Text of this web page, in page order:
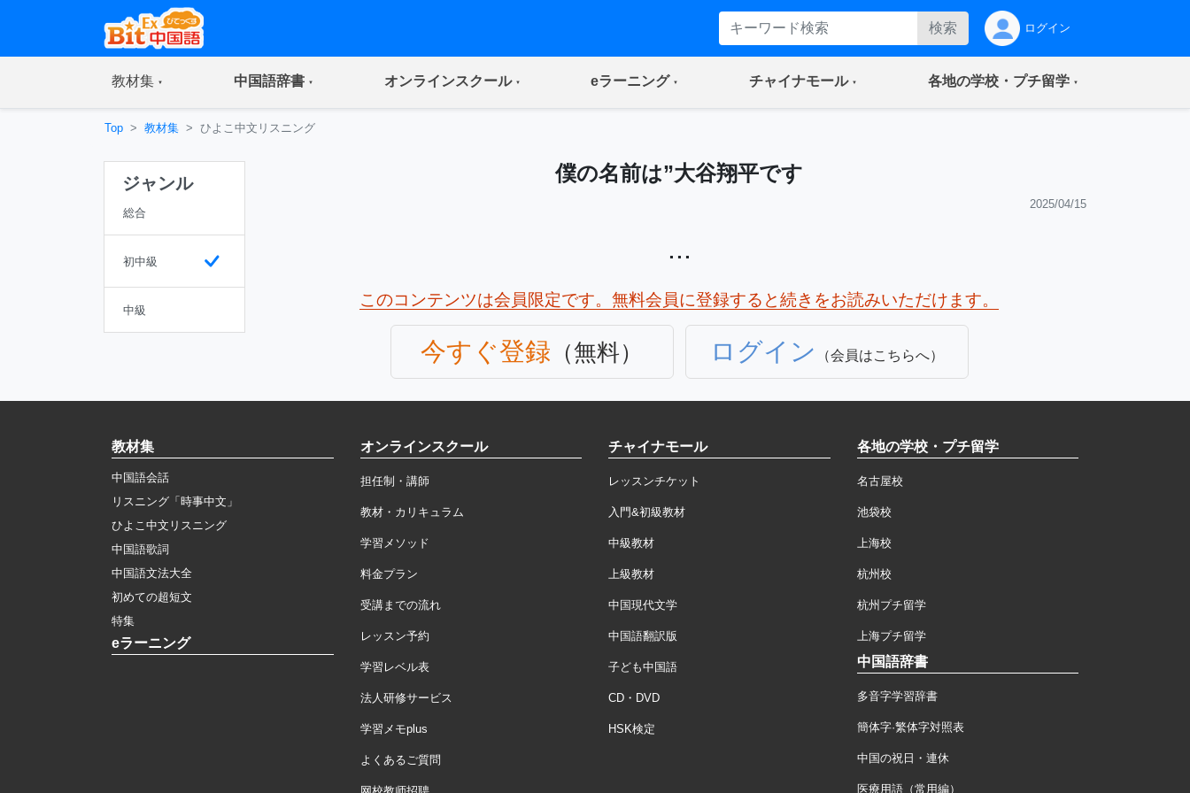
検索 ログイン
教材集(current) 中国語辞書(current) オンラインスクール(current) eラーニング(current) チャイナモール(current) 各地の学校・プチ留学(current)
Top 教材集 ひよこ中文リスニング
ジャンル
総合
初中級
中級
僕の名前は”大谷翔平です
2025/04/15
...
このコンテンツは会員限定です。無料会員に登録すると続きをお読みいただけます。
今すぐ登録 （無料） ログイン （会員はこちらへ）
教材集
中国語会話
リスニング「時事中文」
ひよこ中文リスニング
中国語歌詞
中国語文法大全
初めての超短文
特集
eラーニング
オンラインスクール
担任制・講師
教材・カリキュラム
学習メソッド
料金プラン
受講までの流れ
レッスン予約
学習レベル表
法人研修サービス
学習メモplus
よくあるご質問
チャイナモール
レッスンチケット
入門&初級教材
中級教材
上級教材
中国現代文学
中国語翻訳版
子ども中国語
CD・DVD
HSK検定
各地の学校・プチ留学
名古屋校
池袋校
上海校
杭州校
杭州プチ留学
上海プチ留学
中国語辞書
多音字学習辞書
簡体字·繁体字対照表
中国の祝日・連休
医療用語（常用編）